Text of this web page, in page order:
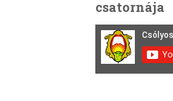
csatornája